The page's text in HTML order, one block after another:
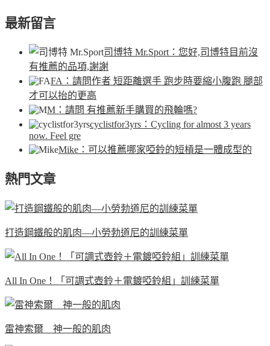
最新留言
司博特 Mr.Sport ：您好,司博特目前沒
有推薦的品項,謝謝
FA ：請問作者 短距離選手 跑步時要縮小腹跑 腿部
才可以抬的更高
M ：請問 有推薦新手購買的飛輪嗎?
cyclistfor3yrs ：Cycling for almost 3 years
now. Feel gre
Mike ：可以推薦哪家啞鈴的短槓是一體成型的
熱門文章
打造鋼鐵般的肌肉—小勞勃道尼的訓練菜單
All In One！「可調式壺鈴＋電鍍啞鈴組」訓練菜單
雷神索爾 神一般的肌肉